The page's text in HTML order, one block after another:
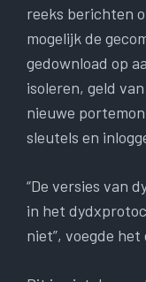
reeks berichten
mogelijk de
gedownload op
isoleren, geld
nieuwe
sleutels en
“De versies van
in het
niet”, voegde het